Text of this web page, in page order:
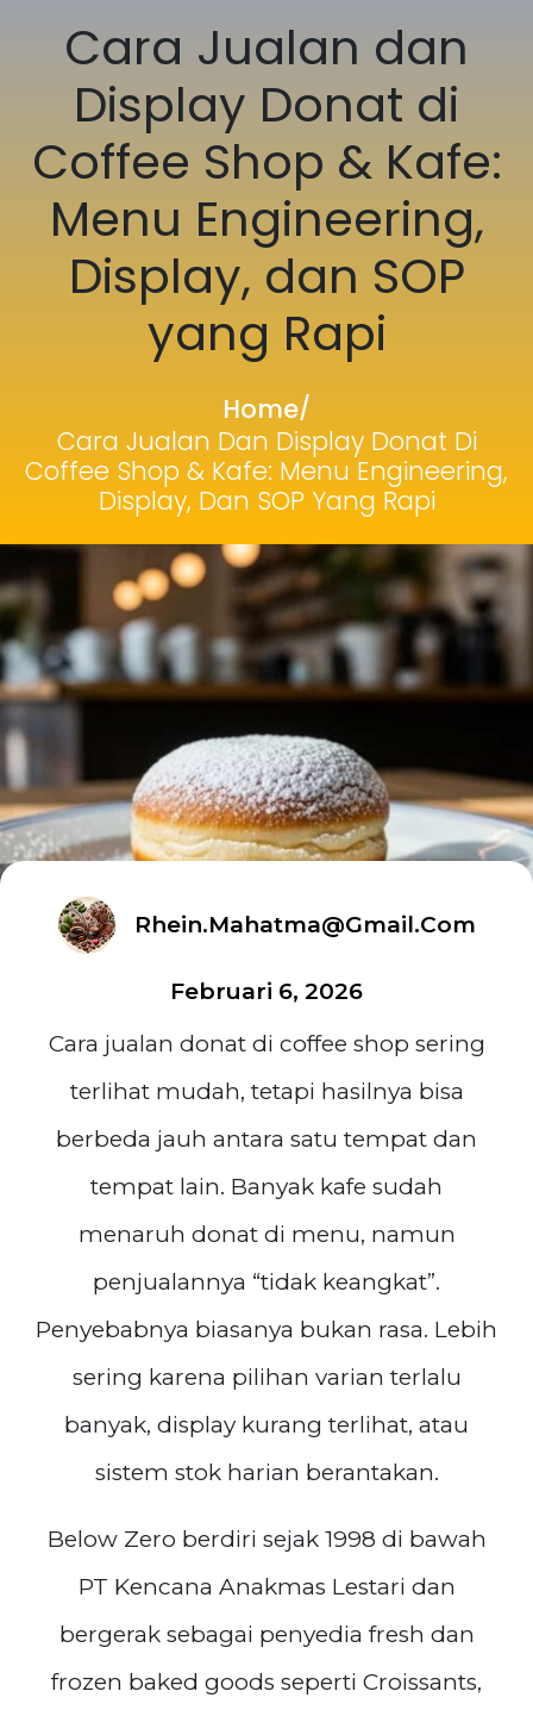
Cara Jualan dan
Display Donat di
Coffee Shop & Kafe:
Menu Engineering,
Display, dan SOP
yang Rapi
Home/
Cara Jualan Dan Display Donat Di
Coffee Shop & Kafe: Menu Engineering,
Display, Dan SOP Yang Rapi
Rhein.mahatma@gmail.com
Februari 6, 2026
Cara jualan donat di coffee shop sering
terlihat mudah, tetapi hasilnya bisa
berbeda jauh antara satu tempat dan
tempat lain. Banyak kafe sudah
menaruh donat di menu, namun
penjualannya “tidak keangkat”.
Penyebabnya biasanya bukan rasa. Lebih
sering karena pilihan varian terlalu
banyak, display kurang terlihat, atau
sistem stok harian berantakan.
Below Zero berdiri sejak 1998 di bawah
PT Kencana Anakmas Lestari dan
bergerak sebagai penyedia fresh dan
frozen baked goods seperti Croissants,